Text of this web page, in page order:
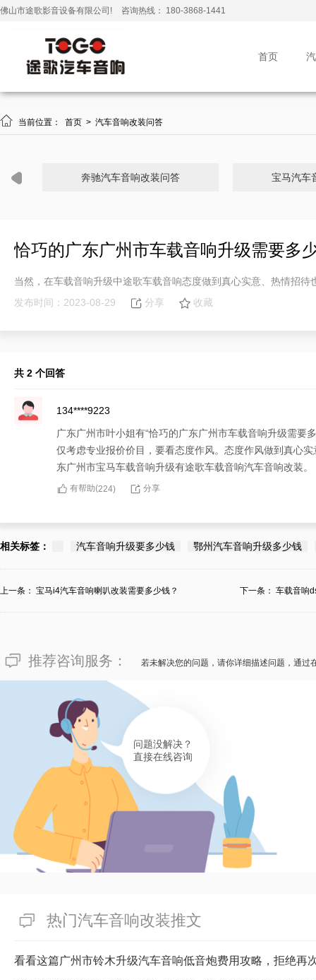
佛山市途歌影音设备有限公司! 咨询热线： 180-3868-1441
首页
 当前位置： 首页 > 汽车音响改装问答
奔驰汽车音响改装问答 宝马汽车
恰巧的广东广州市车载音响升级需要多
当然，在车载音响升级中途歌车载音响态度做到真心实意、热情招待
发布时间：2023-08-29
分享 收藏
共 2 个回答
134****9223
广东广州市叶小姐有“恰巧的广东广州市车载音响升级需要
仅考虑专业报价价目，要看态度作风。态度作风做到真心
东广州市宝马车载音响升级有途歌车载音响汽车音响改装。
有帮助(224) 分享
135****2168
广东广州市叶小姐分享：对“恰巧的广东广州市车载音响
响改装，为宝马客户提供热情招待的态度作风，和恰巧的
相关标签： 汽车音响升级要多少钱 鄂州汽车音响升级多少钱
上一条： 宝马i4汽车音响喇叭改装需要多少钱？ 下一条： 车载音响
推荐咨询服务： 若未解决您的问题，请你详细描述问题，通过
问题没解决？
直接在线咨询
热门汽车音响改装推文
看看这篇广州市铃木升级汽车音响低音炮费用攻略，拒绝再